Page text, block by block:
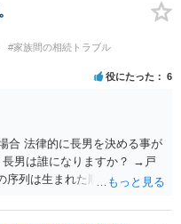
の１ずつにしなくても，合意
としては， ①伯母さんの相続
有価証券，不動産等の有無
照らし，相続税の申告の準
い。） ③遺産分割協議をする
弁護士に相談することもよろ
#家族間の相続トラブル
役にたった 6
合 法律的に長男を決める事が
男は誰になりますか？ →戸
序列は生まれた順ですから、
れてる内容が最優先にされる